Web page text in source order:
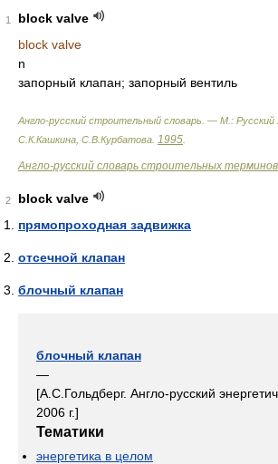
1
block valve
block valve
n
запорный клапан; запорный вентиль
Англо-русский строительный словарь. — М.: Русский
С.К.Кашкина, С.В.Курбатова 1995
Англо-русский словарь строительных терминов
2
block valve
прямопроходная задвижка
отсечной клапан
блочный клапан
блочный клапан
—
[А.С.Гольдберг. Англо-русский
2006 г.]
Тематики
энергетика в целом